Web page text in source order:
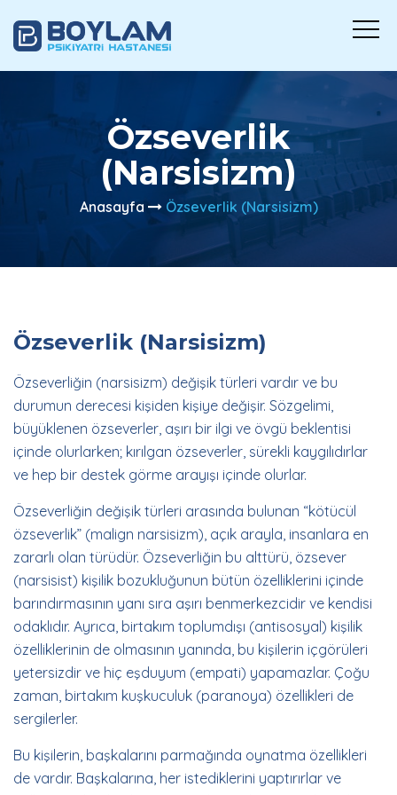
Özseverlik
(Narsisizm)
Anasayfa Özseverlik (Narsisizm)
Özseverlik (Narsisizm)
Özseverliğin (narsisizm) değişik türleri vardır ve bu
durumun derecesi kişiden kişiye değişir. Sözgelimi,
büyüklenen özseverler, aşırı bir ilgi ve övgü beklentisi
içinde olurlarken; kırılgan özseverler, sürekli kaygılıdırlar
ve hep bir destek görme arayışı içinde olurlar.
Özseverliğin değişik türleri arasında bulunan “kötücül
özseverlik” (malign narsisizm), açık arayla, insanlara en
zararlı olan türüdür. Özseverliğin bu alttürü, özsever
(narsisist) kişilik bozukluğunun bütün özelliklerini içinde
barındırmasının yanı sıra aşırı benmerkezcidir ve kendisi
odaklıdır. Ayrıca, birtakım toplumdışı (antisosyal) kişilik
özelliklerinin de olmasının yanında, bu kişilerin içgörüleri
yetersizdir ve hiç eşduyum (empati) yapamazlar. Çoğu
zaman, birtakım kuşkuculuk (paranoya) özellikleri de
sergilerler.
Bu kişilerin, başkalarını parmağında oynatma özellikleri
de vardır. Başkalarına, her istediklerini yaptırırlar ve